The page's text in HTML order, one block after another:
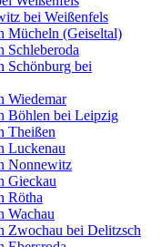
bei Weißenfels
Mücheln (Geiseltal)
Schleberoda
Schönburg bei
Wiedemar
Böhlen bei Leipzig
Theißen
Luckenau
Nonnewitz
Gieckau
Rötha
Wachau
Zwochau bei Delitzsch